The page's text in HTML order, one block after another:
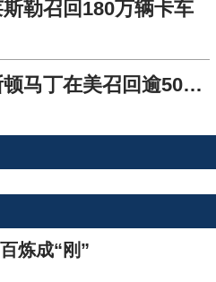
勒召回180万辆卡车
驻车制动存隐患 阿斯顿马丁在美召回逾5000辆车
炼成“刚”